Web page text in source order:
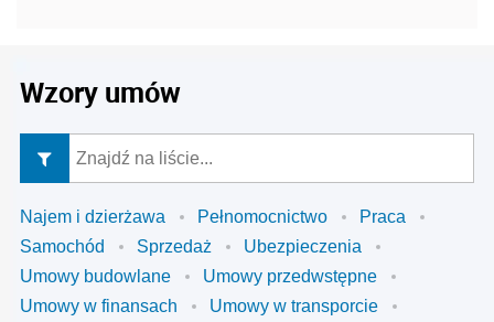
Wzory umów
Najem i dzierżawa Pełnomocnictwo
Praca
Samochód
Sprzedaż
Ubezpieczenia
Umowy budowlane
Umowy przedwstępne
Umowy w finansach
Umowy w transporcie